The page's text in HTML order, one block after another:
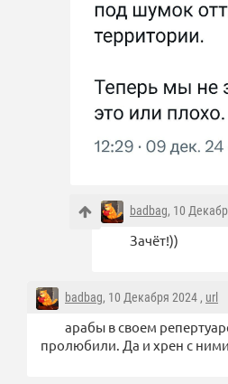
badbag, 10
Зачёт!))
badbag, 10 Декабря 2024 , url
арабы в своем
пролюбили. Да и хрен с ними